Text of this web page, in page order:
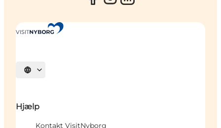
Vælg sprog
Hjælp
Kontakt VisitNyborg